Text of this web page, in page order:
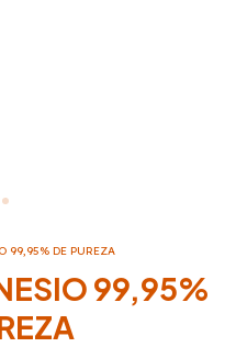
99,95% DE PUREZA
99,95%